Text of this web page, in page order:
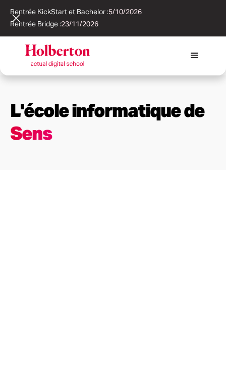
Rentrée KickStart et Bachelor :5/10/2026
Rentrée Bridge :23/11/2026
L'école informatique de
Sens